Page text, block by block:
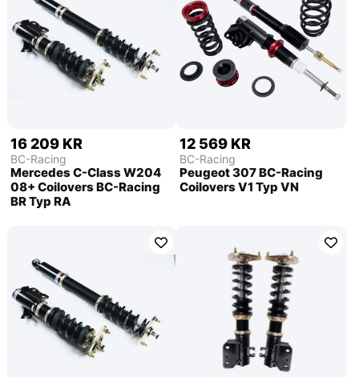
16 209 KR
BC-Racing
Mercedes C-Class W204
08+ Coilovers BC-Racing
BR Typ RA
12 569 KR
BC-Racing
Peugeot 307 BC-Racing
Coilovers V1 Typ VN